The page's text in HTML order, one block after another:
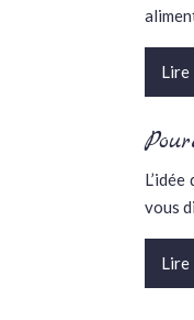
Lire
vous
Lire